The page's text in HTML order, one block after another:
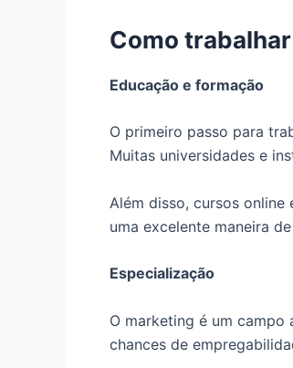
Como
Educação e formação
O primeiro passo para
Muitas universidades e
Além disso, cursos
uma excelente maneira
Especialização
O marketing é um campo
chances de